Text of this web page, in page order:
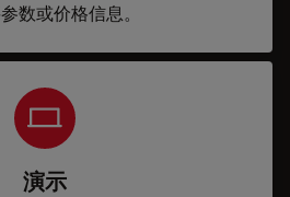
数或价格信息。
演示